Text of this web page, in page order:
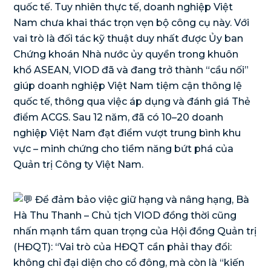
quốc tế. Tuy nhiên thực tế, doanh nghiệp Việt
Nam chưa khai thác trọn vẹn bộ công cụ này. Với
vai trò là đối tác kỹ thuật duy nhất được Ủy ban
Chứng khoán Nhà nước ủy quyền trong khuôn
khổ ASEAN, VIOD đã và đang trở thành “cầu nối”
giúp doanh nghiệp Việt Nam tiệm cận thông lệ
quốc tế, thông qua việc áp dụng và đánh giá Thẻ
điểm ACGS. Sau 12 năm, đã có 10–20 doanh
nghiệp Việt Nam đạt điểm vượt trung bình khu
vực – minh chứng cho tiềm năng bứt phá của
Quản trị Công ty Việt Nam.
Để đảm bảo việc giữ hạng và nâng hạng, Bà
Hà Thu Thanh – Chủ tịch VIOD đồng thời cũng
nhấn mạnh tầm quan trọng của Hội đồng Quản trị
(HĐQT): “Vai trò của HĐQT cần phải thay đổi:
không chỉ đại diện cho cổ đông, mà còn là “kiến